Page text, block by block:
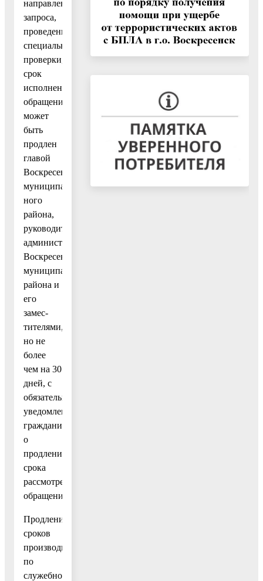
направления
запроса,
проведения
специальной
проверки,
срок
исполнения
обращения
может
быть
продлен
главой
Воскресенского
муниципаль-
ного
района,
руководителем
администрации
Воскресенского
муниципального
района и
его
замес-
тителями,
но не
более
чем на 30
дней, с
обязательным
уведомлением
гражданина
о
продлении
срока
рассмотрения
обращения.
Продление
сроков
производится
по
служебной